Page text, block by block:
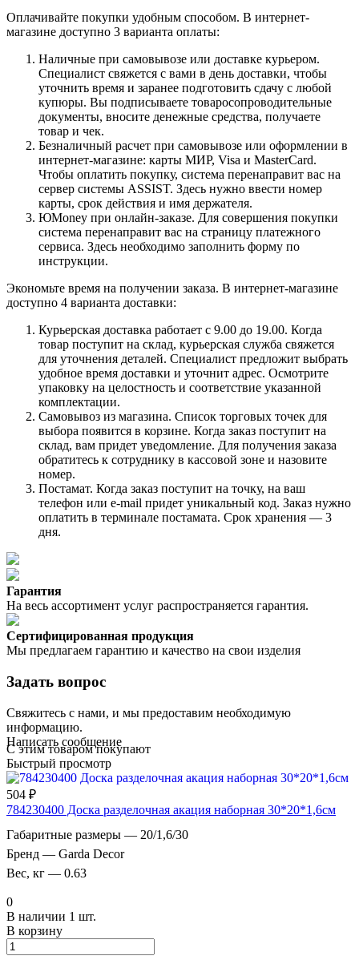
Оплачивайте покупки удобным способом. В интернет-
магазине доступно 3 варианта оплаты:
Наличные при самовывозе или доставке курьером.
Специалист свяжется с вами в день доставки, чтобы
уточнить время и заранее подготовить сдачу с любой
купюры. Вы подписываете товаросопроводительные
документы, вносите денежные средства, получаете
товар и чек.
Безналичный расчет при самовывозе или оформлении в
интернет-магазине: карты МИР, Visa и MasterCard.
Чтобы оплатить покупку, система перенаправит вас на
сервер системы ASSIST. Здесь нужно ввести номер
карты, срок действия и имя держателя.
ЮMoney при онлайн-заказе. Для совершения покупки
система перенаправит вас на страницу платежного
сервиса. Здесь необходимо заполнить форму по
инструкции.
Экономьте время на получении заказа. В интернет-магазине
доступно 4 варианта доставки:
Курьерская доставка работает с 9.00 до 19.00. Когда
товар поступит на склад, курьерская служба свяжется
для уточнения деталей. Специалист предложит выбрать
удобное время доставки и уточнит адрес. Осмотрите
упаковку на целостность и соответствие указанной
комплектации.
Самовывоз из магазина. Список торговых точек для
выбора появится в корзине. Когда заказ поступит на
склад, вам придет уведомление. Для получения заказа
обратитесь к сотруднику в кассовой зоне и назовите
номер.
Постамат. Когда заказ поступит на точку, на ваш
телефон или e-mail придет уникальный код. Заказ нужно
оплатить в терминале постамата. Срок хранения — 3
дня.
Гарантия
На весь ассортимент услуг распространяется гарантия.
Сертифицированная продукция
Мы предлагаем гарантию и качество на свои изделия
Задать вопрос
Свяжитесь с нами, и мы предоставим необходимую
информацию.
Написать сообщение
С этим товаром покупают
Быстрый просмотр
504 ₽
784230400 Доска разделочная акация наборная 30*20*1,6см
Габаритные размеры — 20/1,6/30
Бренд — Garda Decor
Вес, кг — 0.63
0
В наличии 1 шт.
В корзину